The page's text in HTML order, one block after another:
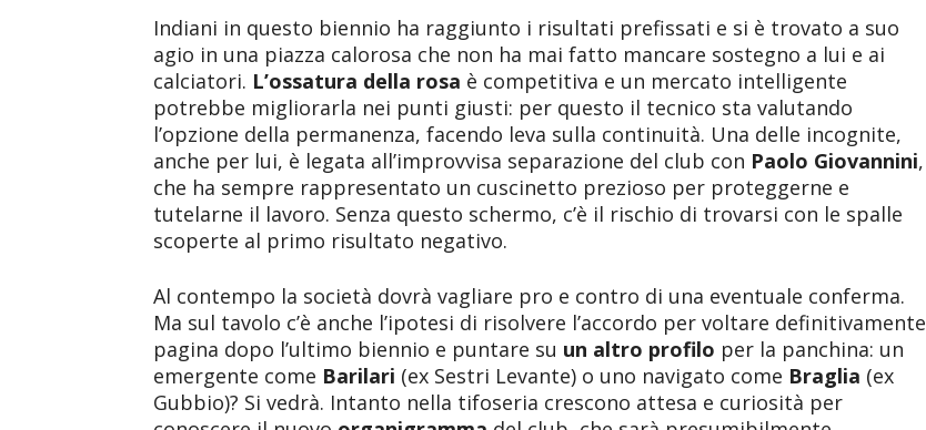
Indiani in questo biennio ha raggiunto i risultati prefissati e si è trovato a suo
agio in una piazza calorosa che non ha mai fatto mancare sostegno a lui e ai
calciatori. L’ossatura della rosa è competitiva e un mercato intelligente
potrebbe migliorarla nei punti giusti: per questo il tecnico sta valutando
l’opzione della permanenza, facendo leva sulla continuità. Una delle incognite,
anche per lui, è legata all’improvvisa separazione del club con Paolo Giovannini,
che ha sempre rappresentato un cuscinetto prezioso per proteggerne e
tutelarne il lavoro. Senza questo schermo, c’è il rischio di trovarsi con le spalle
scoperte al primo risultato negativo.
Al contempo la società dovrà vagliare pro e contro di una eventuale conferma.
Ma sul tavolo c’è anche l’ipotesi di risolvere l’accordo per voltare definitivamente
pagina dopo l’ultimo biennio e puntare su un altro profilo per la panchina: un
emergente come Barilari (ex Sestri Levante) o uno navigato come Braglia (ex
Gubbio)? Si vedrà. Intanto nella tifoseria crescono attesa e curiosità per